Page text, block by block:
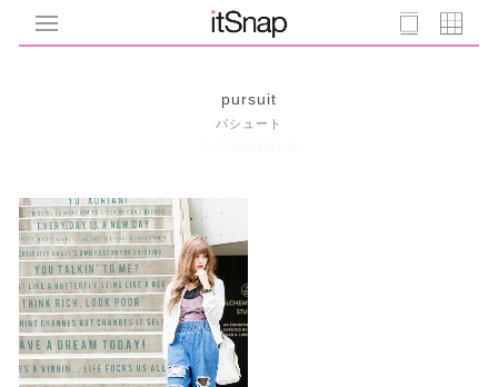
pursuit
パシュート
1 Coodinates